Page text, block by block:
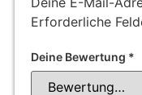
Erforderliche
Deine Bewertung *